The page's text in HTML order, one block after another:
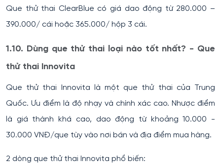
Que thử thai ClearBlue có giá dao động từ 280.000 –
390.000/ cái hoặc 365.000/ hộp 3 cái.
1.10. Dùng que thử thai loại nào tốt nhất? - Que
thử thai Innovita
Que thử thai Innovita là một que thử thai của Trung
Quốc. Ưu điểm là độ nhạy và chính xác cao. Nhược điểm
là giá thành khá cao, dao động từ khoảng 10.000 -
30.000 VNĐ/que tùy vào nơi bán và địa điểm mua hàng.
2 dòng que thử thai Innovita phổ biến: